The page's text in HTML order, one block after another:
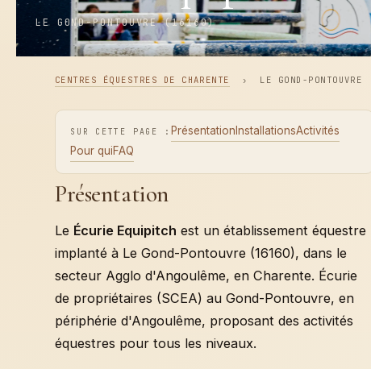
LE GOND-PONTOUVRE (16160)
CENTRES ÉQUESTRES DE CHARENTE › LE GOND-PONTOUVRE
SUR CETTE PAGE : Présentation InstallationsActivités
Pour quiFAQ
Présentation
Le Écurie Equipitch est un établissement équestre
implanté à Le Gond-Pontouvre (16160), dans le
secteur Agglo d'Angoulême, en Charente. Écurie
de propriétaires (SCEA) au Gond-Pontouvre, en
périphérie d'Angoulême, proposant des activités
équestres pour tous les niveaux.